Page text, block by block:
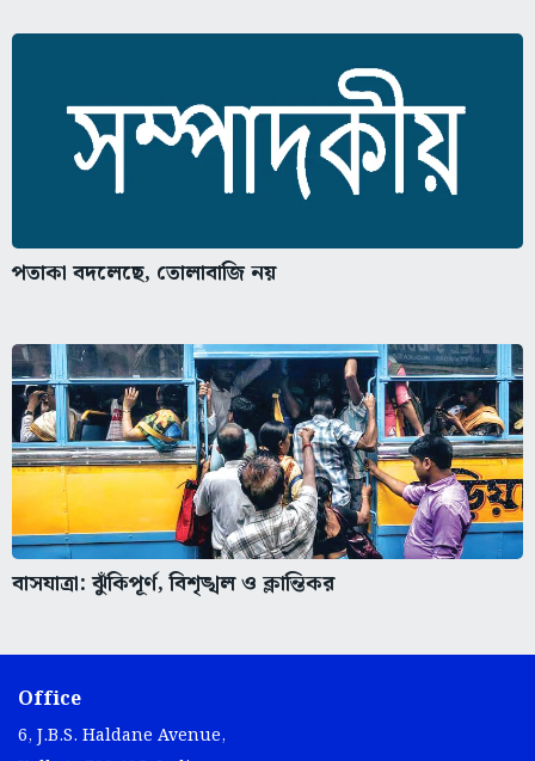
পতাকা বদলেছে, তোলাবাজি নয়
বাসযাত্রা: ঝুঁকিপূর্ণ, বিশৃঙ্খল ও ক্লান্তিকর
Office
6, J.B.S. Haldane Avenue,